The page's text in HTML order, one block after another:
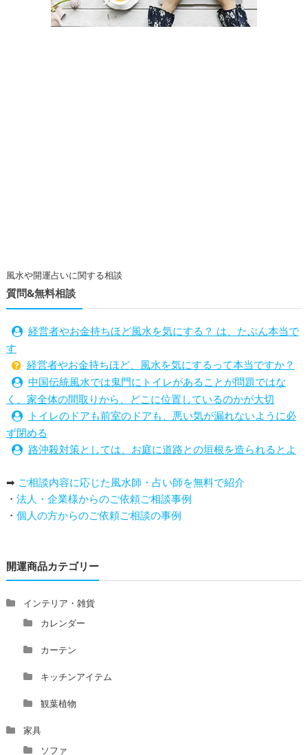
風水や開運占いに関する相談
質問&無料相談
経営者やお金持ちほど風水を気にする？ は、たぶん本当で
す
経営者やお金持ちほど、風水を気にするって本当ですか？
中国伝統風水では鬼門にトイレがあることが問題ではな
く、家全体の間取りから、どこに位置しているのかが大切
トイレのドアも前室のドアも、悪い気が漏れないように必
ず閉める
路沖殺対策としては、お庭に道路との垣根を造られるとよ
庭を広げると路沖殺（ろちゅうさつ）は防げますか？
トイレ前室のドアの開け閉めについて
増築して家相の中心軸が変わると、鬼門の方角にあるトイ
占い師さんは、幽霊を見たことがありますか？
家相風水の診断・鑑定料金や相場について
家相・風水の鑑定料金の相場が知りたい。
風水の流派について教えてください。
風水師になるには、どんな勉強をすればいいですか？
➡ ご相談内容に応じた風水師・占い師を無料で紹介
・ 法人・企業様からのご依頼ご相談事例
・ 個人の方からのご依頼ご相談の事例
開運商品カテゴリー
インテリア・雑貨
カレンダー
カーテン
キッチンアイテム
観葉植物
家具
ソファ